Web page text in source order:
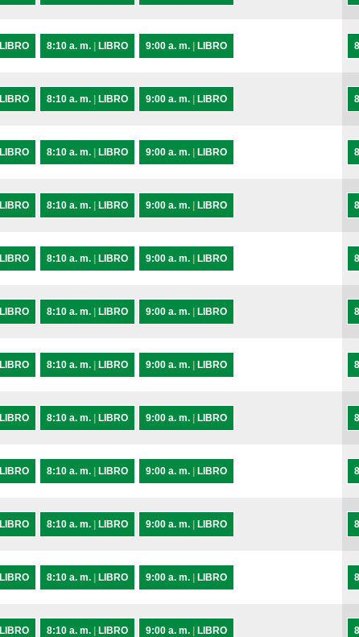
LIBRO 8:10 a. m. LIBRO 9:00 a. m. LIBRO
LIBRO 8:10 a. m. LIBRO 9:00 a. m. LIBRO
LIBRO 8:10 a. m. LIBRO 9:00 a. m. LIBRO
LIBRO 8:10 a. m. LIBRO 9:00 a. m. LIBRO
LIBRO 8:10 a. m. LIBRO 9:00 a. m. LIBRO
LIBRO 8:10 a. m. LIBRO 9:00 a. m. LIBRO
LIBRO 8:10 a. m. LIBRO 9:00 a. m. LIBRO
LIBRO 8:10 a. m. LIBRO 9:00 a. m. LIBRO
LIBRO 8:10 a. m. LIBRO 9:00 a. m. LIBRO
LIBRO 8:10 a. m. LIBRO 9:00 a. m. LIBRO
LIBRO 8:10 a. m. LIBRO 9:00 a. m. LIBRO
LIBRO 8:10 a. m. LIBRO 9:00 a. m. LIBRO